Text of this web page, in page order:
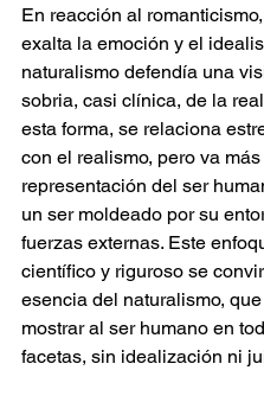
En reacción al
exalta la emoción y el
naturalismo defendía una
sobria, casi clínica, de la
esta forma, se relaciona
con el realismo, pero va
representación del ser
un ser moldeado por su
fuerzas externas. Este
científico y riguroso se
esencia del naturalismo,
mostrar al ser humano en
facetas, sin idealización ni